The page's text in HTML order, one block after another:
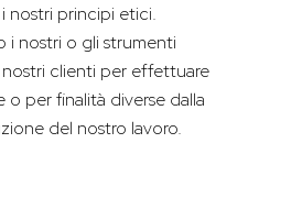
nostri principi etici.
i nostri o gli strumenti
clienti per effettuare
o per finalità diverse dalla
del nostro lavoro.